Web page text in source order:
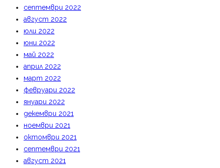
септември 2022
август 2022
юли 2022
юни 2022
май 2022
април 2022
март 2022
февруари 2022
януари 2022
декември 2021
ноември 2021
октомври 2021
септември 2021
август 2021